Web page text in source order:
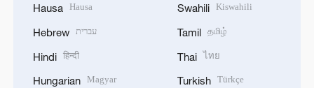
Hausa Hausa
Hebrew עברית
Hindi हिन्दी
Hungarian Magyar
Swahili Kiswahili
Tamil தமிழ்
Thai ไทย
Turkish Türkçe